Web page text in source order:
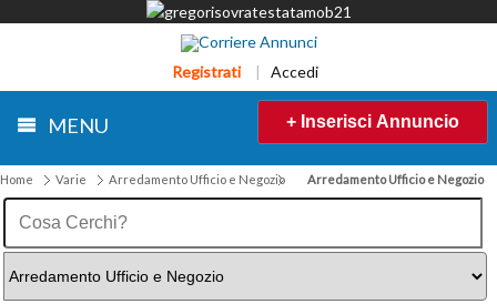
Registrati | Accedi
MENU + Inserisci Annuncio
Home Varie Arredamento Ufficio e Negozio Arredamento Ufficio e Negozio